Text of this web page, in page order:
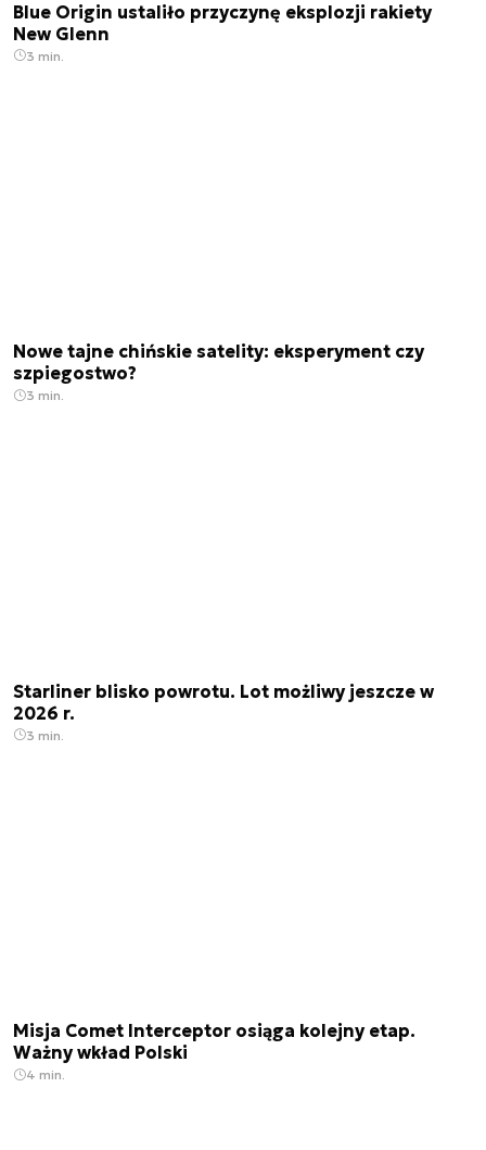
Blue Origin ustaliło przyczynę eksplozji rakiety
New Glenn
3 min.
Nowe tajne chińskie satelity: eksperyment czy
szpiegostwo?
3 min.
Starliner blisko powrotu. Lot możliwy jeszcze w
2026 r.
3 min.
Misja Comet Interceptor osiąga kolejny etap.
Ważny wkład Polski
4 min.